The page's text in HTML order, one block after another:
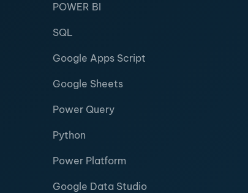
POWER BI
SQL
Google Apps Script
Google Sheets
Power Query
Python
Power Platform
Google Data Studio